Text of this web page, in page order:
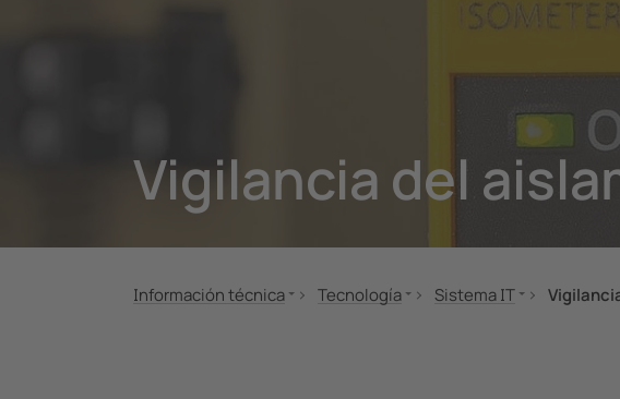
Vigilancia del
Información técnica
Tecnología
Sistema IT